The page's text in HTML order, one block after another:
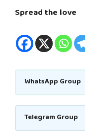
Spread the love
WhatsApp Group
Telegram Group